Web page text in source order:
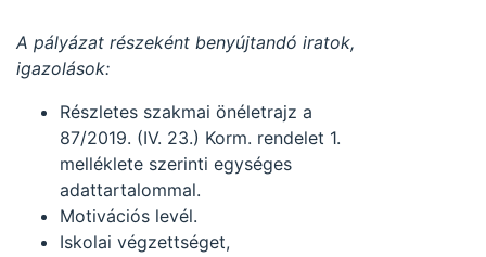
A pályázat részeként benyújtandó iratok,
igazolások:
Részletes szakmai önéletrajz a
87/2019. (IV. 23.) Korm. rendelet 1.
melléklete szerinti egységes
adattartalommal.
Motivációs levél.
Iskolai végzettséget,